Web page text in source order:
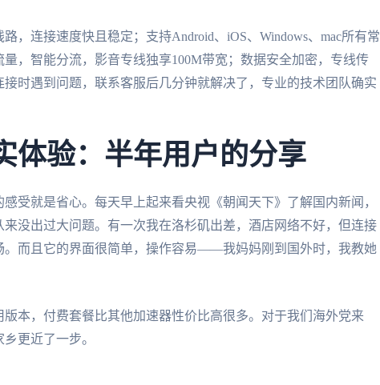
，连接速度快且稳定；支持Android、iOS、Windows、mac所有常
，智能分流，影音专线独享100M带宽；数据安全加密，专线传
时遇到问题，联系客服后几分钟就解决了，专业的技术团队确实
体验：半年用户的分享
受就是省心。每天早上起来看央视《朝闻天下》了解国内新闻，
没出过大问题。有一次我在洛杉矶出差，酒店网络不好，但连接
。而且它的界面很简单，操作容易——我妈妈刚到国外时，我教她
本，付费套餐比其他加速器性价比高很多。对于我们海外党来
更近了一步。